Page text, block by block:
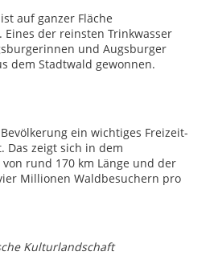
auf ganzer Fläche
Eines der reinsten Trinkwasser
und Augsburger
dem Stadtwald gewonnen.
ein wichtiges Freizeit-
Das zeigt sich in dem
rund 170 km Länge und der
Millionen Waldbesuchern pro
Kulturlandschaft